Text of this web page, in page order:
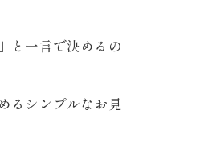
と一言で決めるの
るシンプルなお見